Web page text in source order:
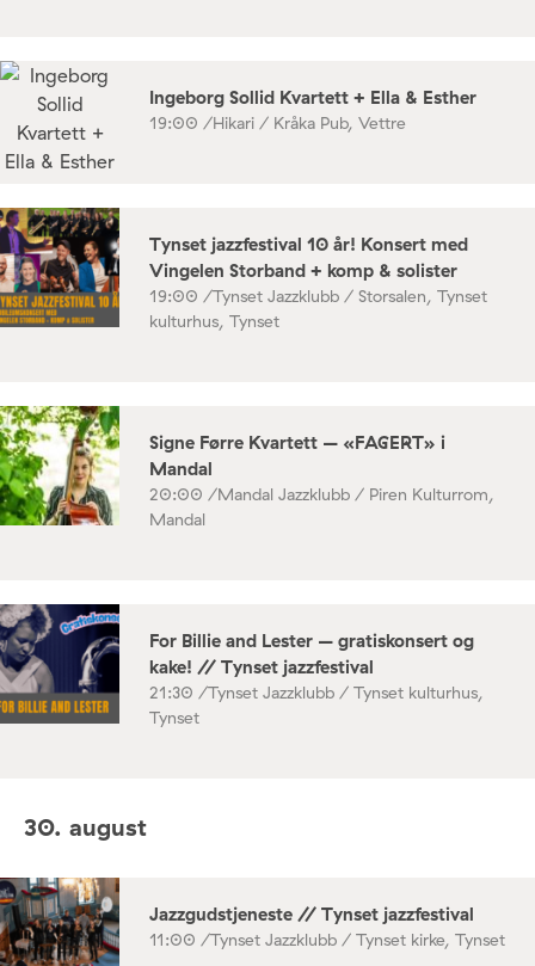
Ingeborg Sollid Kvartett + Ella & Esther
19:00 /Hikari / Kråka Pub, Vettre
Tynset jazzfestival 10 år! Konsert med
Vingelen Storband + komp & solister
19:00 /Tynset Jazzklubb / Storsalen, Tynset
kulturhus, Tynset
Signe Førre Kvartett – «FAGERT» i
Mandal
20:00 /Mandal Jazzklubb / Piren Kulturrom,
Mandal
For Billie and Lester – gratiskonsert og
kake! // Tynset jazzfestival
21:30 /Tynset Jazzklubb / Tynset kulturhus,
Tynset
30. august
Jazzgudstjeneste // Tynset jazzfestival
11:00 /Tynset Jazzklubb / Tynset kirke, Tynset